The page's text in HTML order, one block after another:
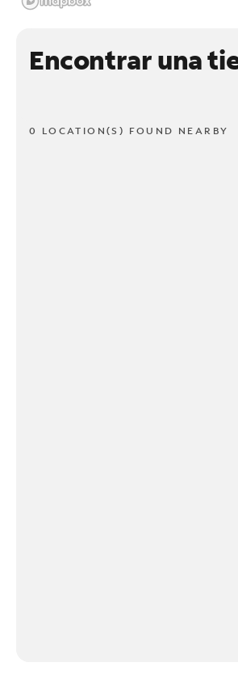
Encontrar una
0 LOCATION(S) FOUND NEARBY